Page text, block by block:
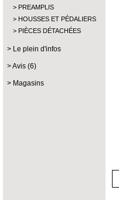
PREAMPLIS
HOUSSES ET PÉDALIERS
PIÈCES DÉTACHÉES
Le plein d'infos
Avis (6)
Magasins